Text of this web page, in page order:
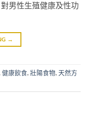
男性生殖健康及性功
→
健康飲食, 壯陽食物, 天然方